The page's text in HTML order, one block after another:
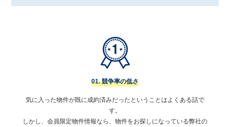
01. 競争率の低さ
気に入った物件が既に成約済みだったということはよくある話で
す。
しかし、会員限定物件情報なら、物件をお探しになっている弊社の